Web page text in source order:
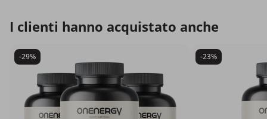
I clienti hanno acquistato anche
-29% -23%